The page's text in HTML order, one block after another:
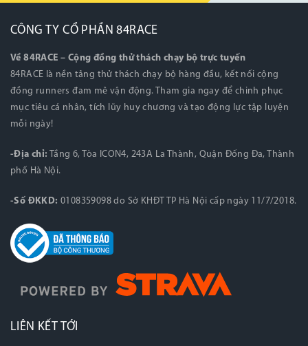
CÔNG TY CỔ PHẦN 84RACE
Về 84RACE – Cộng đồng thử thách chạy bộ trực tuyến
84RACE là nền tảng thử thách chạy bộ hàng đầu, kết nối cộng
đồng runners đam mê vận động. Tham gia ngay để chinh phục
mục tiêu cá nhân, tích lũy huy chương và tạo động lực tập luyện
mỗi ngày!
-Địa chỉ: Tầng 6, Tòa ICON4, 243A La Thành, Quận Đống Đa, Thành
phố Hà Nội.
-Số ĐKKD: 0108359098 do Sở KHĐT TP Hà Nội cấp ngày 11/7/2018.
LIÊN KẾT TỚI